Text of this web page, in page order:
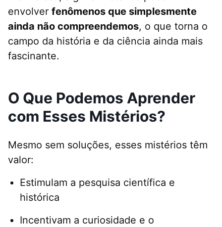
envolver fenômenos que simplesmente
ainda não compreendemos, o que torna o
campo da história e da ciência ainda mais
fascinante.
O Que Podemos Aprender
com Esses Mistérios?
Mesmo sem soluções, esses mistérios têm
valor:
Estimulam a pesquisa científica e
histórica
Incentivam a curiosidade e o